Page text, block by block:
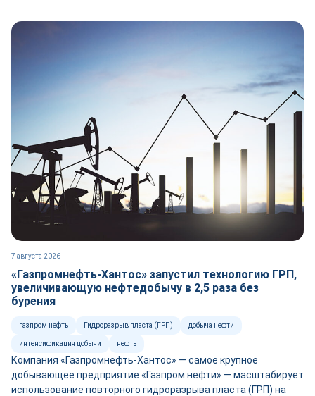
7 августа 2026
«Газпромнефть-Хантос» запустил технологию ГРП,
увеличивающую нефтедобычу в 2,5 раза без
бурения
газпром нефть Гидроразрыв пласта (ГРП) добыча нефти
интенсификация добычи нефть
Компания «Газпромнефть-Хантос» — самое крупное
добывающее предприятие «Газпром нефти» — масштабирует
использование повторного гидроразрыва пласта (ГРП) на